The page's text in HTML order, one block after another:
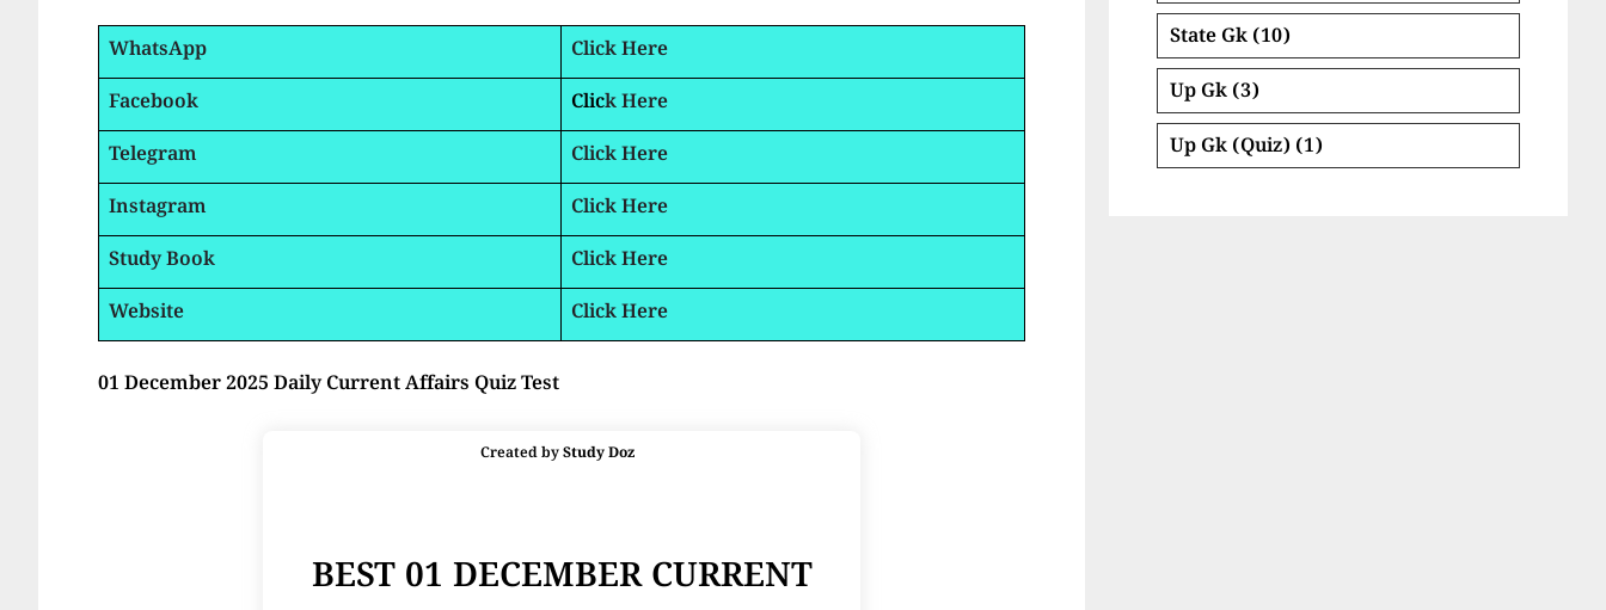
WhatsApp
Click Here
Facebook
Click Here
Telegram
Click Here
Instagram
Click Here
Study Book
Click Here
Website
Click Here
01 December 2025 Daily Current Affairs Quiz Test
Created byStudy Doz
BEST 01 DECEMBER CURRENT
State Gk (10)
Up Gk (3)
Up Gk (Quiz) (1)